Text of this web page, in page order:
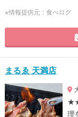
※情報提供元：食べログ
まるゑ 天満店
理